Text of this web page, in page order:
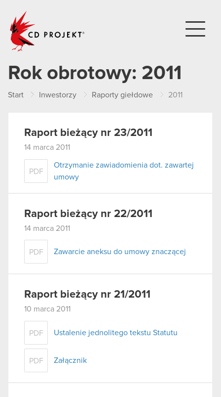
Rok obrotowy: 2011
Start Inwestorzy Raporty giełdowe 2011
Raport bieżący nr 23/2011
14 marca 2011
PDF
Otrzymanie zawiadomienia dot. zawartej
umowy
Raport bieżący nr 22/2011
14 marca 2011
PDF Zawarcie aneksu do umowy znaczącej
Raport bieżący nr 21/2011
10 marca 2011
PDF Ustalenie jednolitego tekstu Statutu
PDF Załącznik